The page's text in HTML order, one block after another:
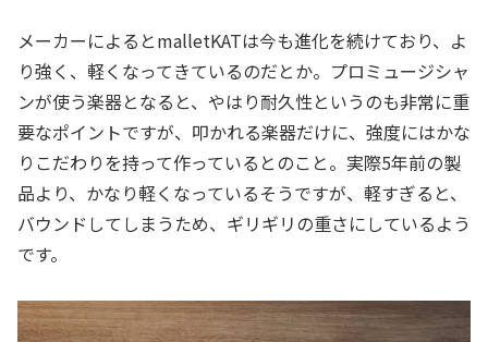
メーカーによるとmalletKATは今も進化を続けており、よ
り強く、軽くなってきているのだとか。プロミュージシャ
ンが使う楽器となると、やはり耐久性というのも非常に重
要なポイントですが、叩かれる楽器だけに、強度にはかな
りこだわりを持って作っているとのこと。実際5年前の製
品より、かなり軽くなっているそうですが、軽すぎると、
バウンドしてしまうため、ギリギリの重さにしているよう
です。